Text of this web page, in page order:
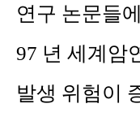
연구 논문들
97 년 세계암
발생 위험이